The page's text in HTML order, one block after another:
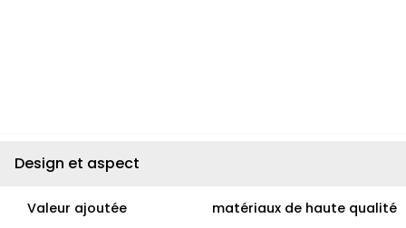
Design et aspect
Valeur ajoutée matériaux de haute qualité